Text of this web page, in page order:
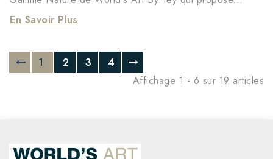
En Savoir Plus
1 2 3
4
Affichage 1 - 6 sur 19 articles